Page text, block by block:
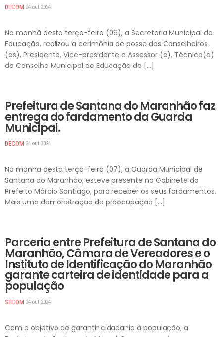
DECOM 24 out 2024
Na manhã desta terça-feira (09), a Secretaria Municipal de
Educação, realizou a cerimônia de posse dos Conselheiros
(as), Presidente, Vice-presidente e Assessor (a), Técnico(a)
do Conselho Municipal de Educação de […]
Prefeitura de Santana do Maranhão faz
entrega do fardamento da Guarda
Municipal.
DECOM 24 out 2024
Na manhã desta terça-feira (07), a Guarda Municipal de
Santana do Maranhão, esteve presente no Gabinete do
Prefeito Márcio Santiago, para receber os seus fardamentos.
Mais uma demonstração de preocupação […]
Parceria entre Prefeitura de Santana do
Maranhão, Câmara de Vereadores e o
Instituto de Identificação do Maranhão
garante carteira de identidade para a
população
SECOM 24 out 2024
Com o objetivo de garantir cidadania à população, a